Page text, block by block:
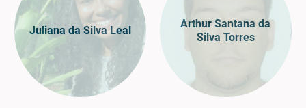
Juliana da Silva Leal
Arthur Santana da
Silva Torres